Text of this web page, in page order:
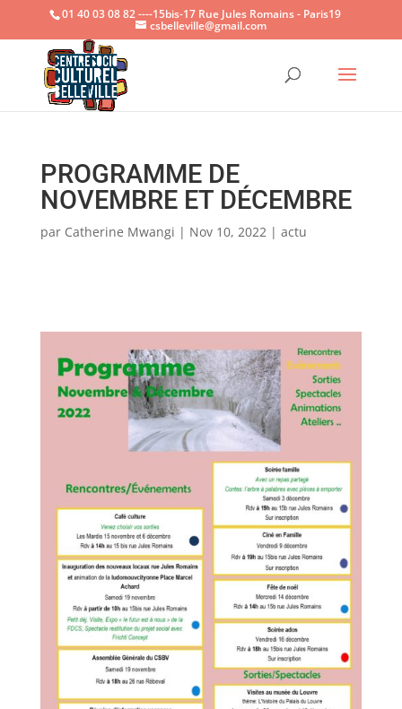
Ouvrir
01 40 03 08 82 ----15bis-17 Rue Jules Romains - Paris19
csbelleville@gmail.com
PROGRAMME DE
NOVEMBRE ET DÉCEMBRE
par Catherine Mwangi | Nov 10, 2022| actu